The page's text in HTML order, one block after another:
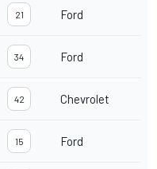
21 Ford
34 Ford
42 Chevrolet
15 Ford